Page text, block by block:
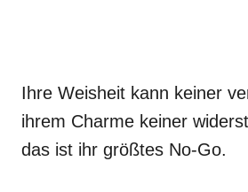
Ihre Weisheit kann keiner
ihrem Charme keiner
das ist ihr größtes No-Go.